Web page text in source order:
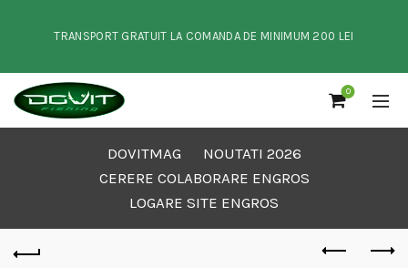
TRANSPORT GRATUIT LA COMANDA DE MINIMUM 200 LEI
0
DOVITMAG
NOUTATI 2026
CERERE COLABORARE ENGROS
LOGARE SITE ENGROS